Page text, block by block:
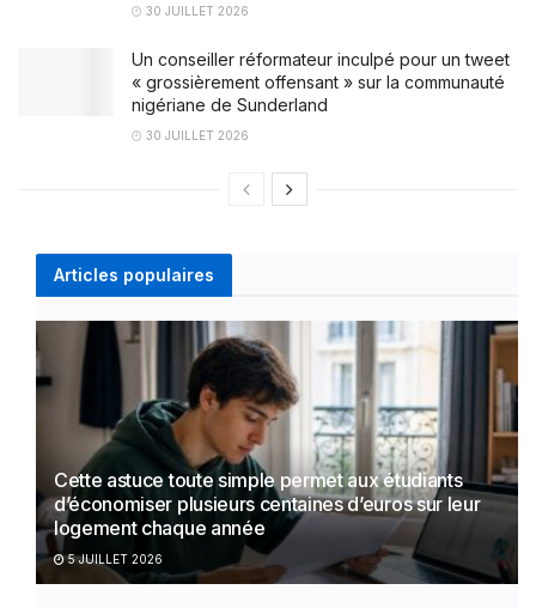
30 JUILLET 2026
Un conseiller réformateur inculpé pour un tweet
« grossièrement offensant » sur la communauté
nigériane de Sunderland
30 JUILLET 2026
Articles populaires
Cette astuce toute simple permet aux étudiants
d’économiser plusieurs centaines d’euros sur leur
logement chaque année
5 JUILLET 2026